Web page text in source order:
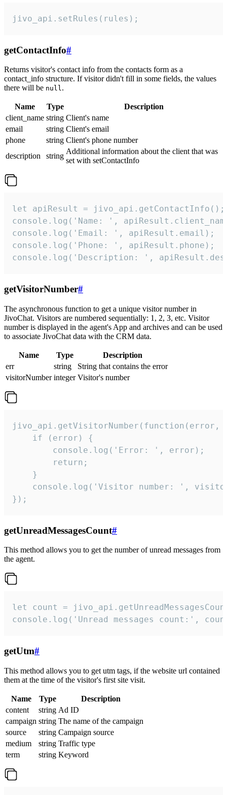
jivo_api.setRules(rules);
getContactInfo#
Returns visitor's contact info from the contacts form as a
contact_info structure. If visitor didn't fill in some fields, the values
there will be null.
Name Type
Description
client_name string Client's name
email
string Client's email
phone
string Client's phone number
description
string
Additional information about the client that was
set with setContactInfo
let apiResult = jivo_api.getContactInfo();
console.log('Name: ',
console.log('Email: ', apiResult.email);
console.log('Phone: ', apiResult.phone);
console.log('Description: ',
getVisitorNumber#
The asynchronous function to get a unique visitor number in
JivoChat. Visitors are numbered sequentially: 1, 2, 3, etc. Visitor
number is displayed in the agent's App and archives and can be used
to associate JivoChat data with the CRM data.
Name Type
Description
err
string
String that contains the error
visitorNumber integer Visitor's number
jivo_api.getVisitorNumber(function(error,
    if (error) {
        console.log('Error: ', error);
        return;
    }
console.log('Visitor number: ',
});
getUnreadMessagesCount#
This method allows you to get the number of unread messages from
the agent.
let count =
console.log('Unread messages count:',
getUtm#
This method allows you to get utm tags, if the website url contained
them at the time of the visitor's first site visit.
Name Type
Description
content
string Ad ID
campaign string The name of the campaign
source
string Campaign source
medium
string Traffic type
term
string Keyword